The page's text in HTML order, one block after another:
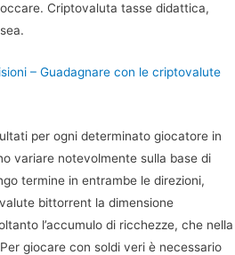
Criptovaluta tasse didattica,
– Guadagnare con le criptovalute
per ogni determinato giocatore in
variare notevolmente sulla base di
termine in entrambe le direzioni,
bittorrent la dimensione
l’accumulo di ricchezze, che nella
giocare con soldi veri è necessario